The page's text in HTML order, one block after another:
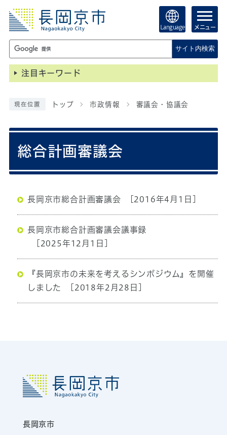
Language メニュー
サイト内検索
注目キーワード
現在位置 トップ 市政情報 審議会・協議会
総合計画審議会
長岡京市総合計画審議会 [2016年4月1日]
長岡京市総合計画審議会議事録
[2025年12月1日]
『長岡京市の未来を考えるシンポジウム』を開催
しました
[2018年2月28日]
長岡京市